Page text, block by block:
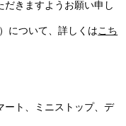
だきますようお願い申し
について、詳しくはこち
ート、ミニストップ、デ